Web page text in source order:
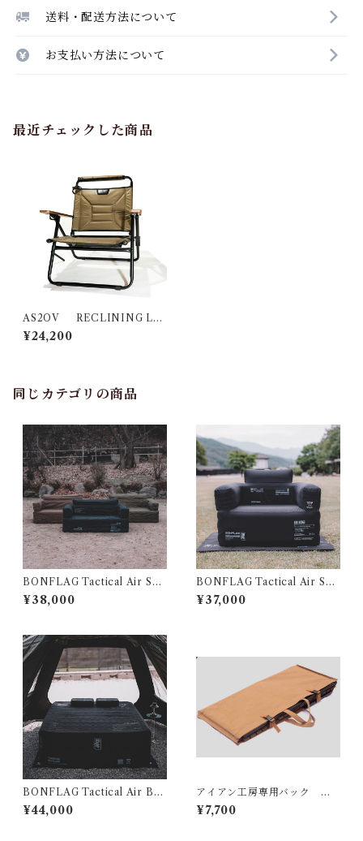
送料・配送方法について
お支払い方法について
最近チェックした商品
AS2OV RECLINING LO
W ROVER CHAIR ローバー
チェア KHAKI
¥24,200
同じカテゴリの商品
BONFLAG Tactical Air Sof
a 2P
¥38,000
BONFLAG Tactical Air Sof
a 1P
¥37,000
BONFLAG Tactical Air Bed
2P
¥44,000
アイアン工房専用バック ア
イアンテーブル用
¥7,700